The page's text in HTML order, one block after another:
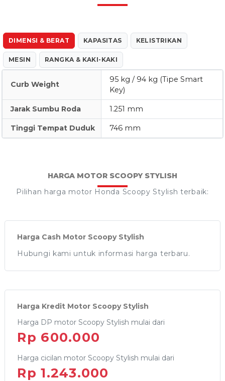
DIMENSI & BERAT KAPASITAS KELISTRIKAN
MESIN RANGKA & KAKI-KAKI
Curb Weight
95 kg / 94 kg (Tipe Smart
Key)
Jarak Sumbu Roda 1.251 mm
Tinggi Tempat Duduk 746 mm
HARGA MOTOR SCOOPY STYLISH
Pilihan harga motor Honda Scoopy Stylish terbaik:
Harga Cash Motor Scoopy Stylish
Hubungi kami untuk informasi harga terbaru.
Harga Kredit Motor Scoopy Stylish
Harga DP motor Scoopy Stylish mulai dari
Rp 600.000
Harga cicilan motor Scoopy Stylish mulai dari
Rp 1.243.000